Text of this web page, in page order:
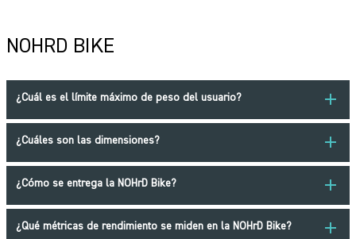
NOHRD BIKE
¿Cuál es el límite máximo de peso del usuario? add
¿Cuáles son las dimensiones? add
¿Cómo se entrega la NOHrD Bike? add
¿Qué métricas de rendimiento se miden en la NOHrD Bike? add